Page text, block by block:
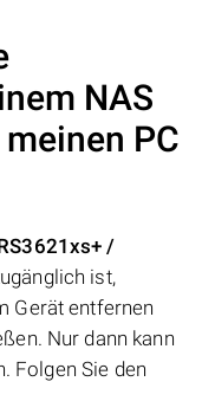
NAS
PC
/
ist,
Gerät entfernen
Nur dann kann
Folgen Sie den